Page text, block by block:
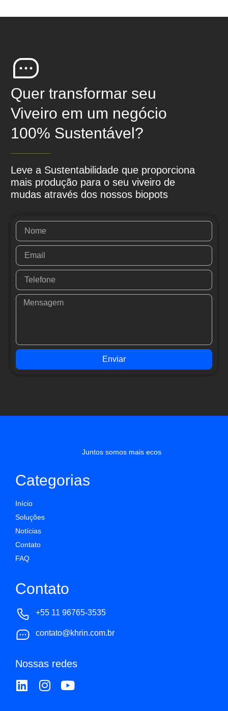
Quer transformar seu
Viveiro em um negócio
100% Sustentável?
Leve a Sustentabilidade que proporciona
mais produção para o seu viveiro de
mudas através dos nossos biopots
Enviar
Juntos somos mais ecos
Categorias
Início
Soluções
Notícias
Contato
FAQ
Contato
+55 11 96765-3535
contato@khrin.com.br
Nossas redes